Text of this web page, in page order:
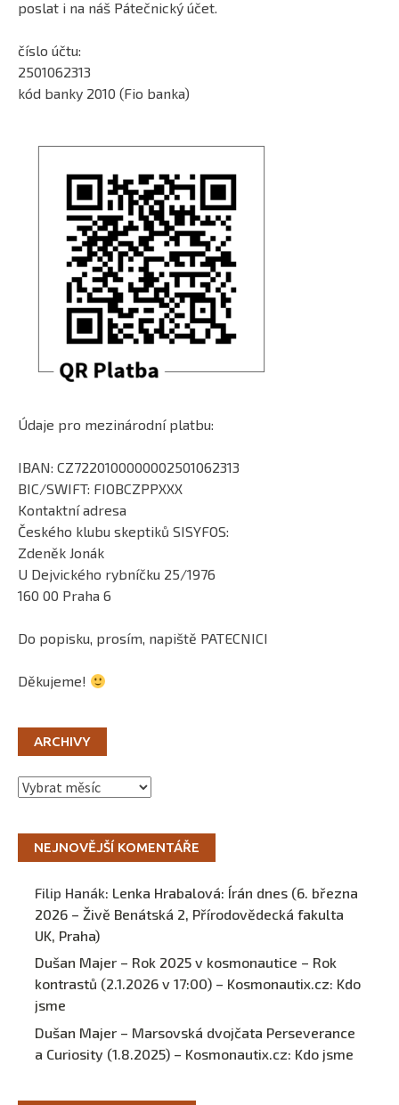
poslat i na náš Pátečnický účet.
číslo účtu:
2501062313
kód banky 2010 (Fio banka)
Údaje pro mezinárodní platbu:
IBAN: CZ7220100000002501062313
BIC/SWIFT: FIOBCZPPXXX
Kontaktní adresa
Českého klubu skeptiků SISYFOS:
Zdeněk Jonák
U Dejvického rybníčku 25/1976
160 00 Praha 6
Do popisku, prosím, napiště PATECNICI
Děkujeme!
ARCHIVY
Archivy
NEJNOVĚJŠÍ KOMENTÁŘE
Filip Hanák: Lenka Hrabalová: Írán dnes (6. března
2026 – Živě Benátská 2, Přírodovědecká fakulta
UK, Praha)
Dušan Majer – Rok 2025 v kosmonautice – Rok
kontrastů (2.1.2026 v 17:00) – Kosmonautix.cz: Kdo
jsme
Dušan Majer – Marsovská dvojčata Perseverance
a Curiosity (1.8.2025) – Kosmonautix.cz: Kdo jsme